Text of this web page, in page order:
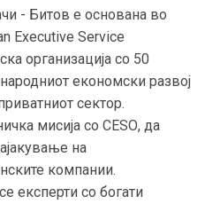
- Битов е основана во
Executive Service
организација со 50
економски развој
сектор.
мисија со СЕЅО, да
на
компании.
експерти со богати